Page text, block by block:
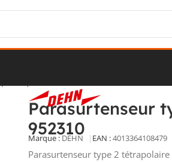
Parasurtenseur
952310
Marque :DEHN EAN :4013364108479
Parasurtenseur type 2